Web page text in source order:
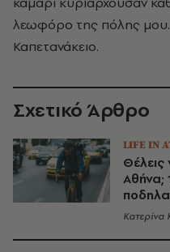
λεωφόρο της πόλης
Καπετανάκειο.
Σχετικό Άρθρο
LIFE IN
Θέλεις
Αθήνα;